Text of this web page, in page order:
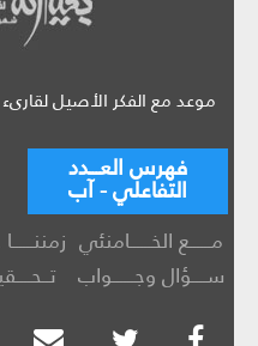
موعد مع الفكر الأصيل
فهرس العـــدد
التفاعلي - آب
مــــــع الخــــــامنئي
ســــؤال وجــــــواب